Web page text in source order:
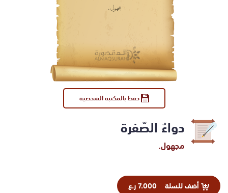
حفظ بالمكتبة الشخصية
مجهول.
دواءُ الصّفرة
مجهول.
أضف للسلة 7.000 ر.ع